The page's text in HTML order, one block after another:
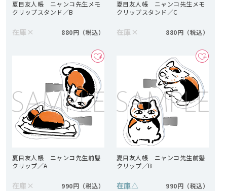
夏目友人帳 ニャンコ先生メモ
クリップスタンド／B
在庫 × 880円
夏目友人帳 ニャンコ先生メモ
クリップスタンド／C
在庫 × 880円
夏目友人帳 ニャンコ先生前髪
クリップ／A
在庫 × 990円
夏目友人帳 ニャンコ先生前髪
クリップ／B
在庫△ 990円